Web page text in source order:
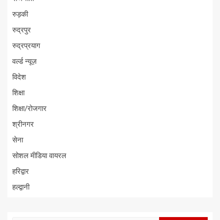
रुड़की
रुद्रपुर
रुद्रप्रयाग
वर्ल्ड न्यूज़
विदेश
शिक्षा
शिक्षा/रोजगार
श्रीनगर
सेना
सोशल मीडिया वायरल
हरिद्वार
हल्द्वानी